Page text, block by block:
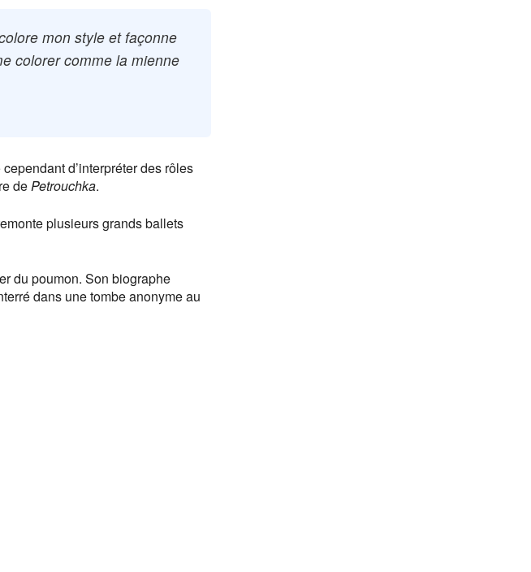
mon style et façonne
colorer comme la mienne
d’interpréter des rôles
de Petrouchka.
plusieurs grands ballets
du poumon. Son biographe
dans une tombe anonyme au